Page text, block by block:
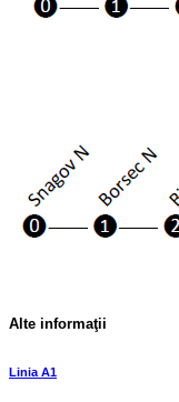
Alte informaţii
Linia A1